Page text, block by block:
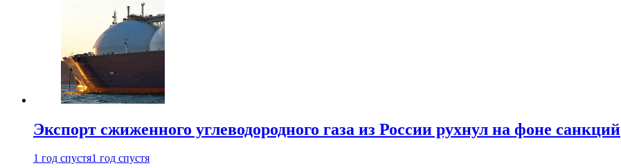
Экспорт сжиженного углеводородного газа из России рухнул на фоне санкций
1 год спустя1 год спустя